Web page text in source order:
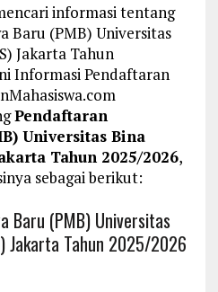
informasi tentang
Baru (PMB) Universitas
Jakarta Tahun
Informasi Pendaftaran
Pendaftaran
Universitas Bina
Tahun 2025/2026,
sebagai berikut:
Baru (PMB) Universitas
Jakarta Tahun 2025/2026